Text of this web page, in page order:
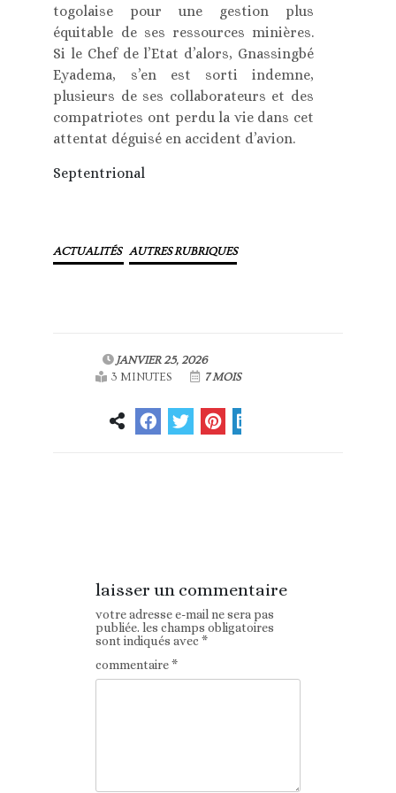
togolaise pour une gestion plus
équitable de ses ressources minières.
Si le Chef de l’Etat d’alors, Gnassingbé
Eyadema, s’en est sorti indemne,
plusieurs de ses collaborateurs et des
compatriotes ont perdu la vie dans cet
attentat déguisé en accident d’avion.
Septentrional
ACTUALITÉS AUTRES RUBRIQUES
JANVIER 25, 2026
3 MINUTES
7 MOIS
laisser un commentaire
votre adresse e-mail ne sera pas
publiée. les champs obligatoires
sont indiqués avec*
commentaire*